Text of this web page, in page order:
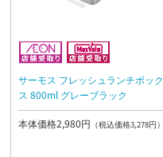
サーモス フレッシュランチボック
ス 800ml グレーブラック
本体価格2,980円 （税込価格3,278円）